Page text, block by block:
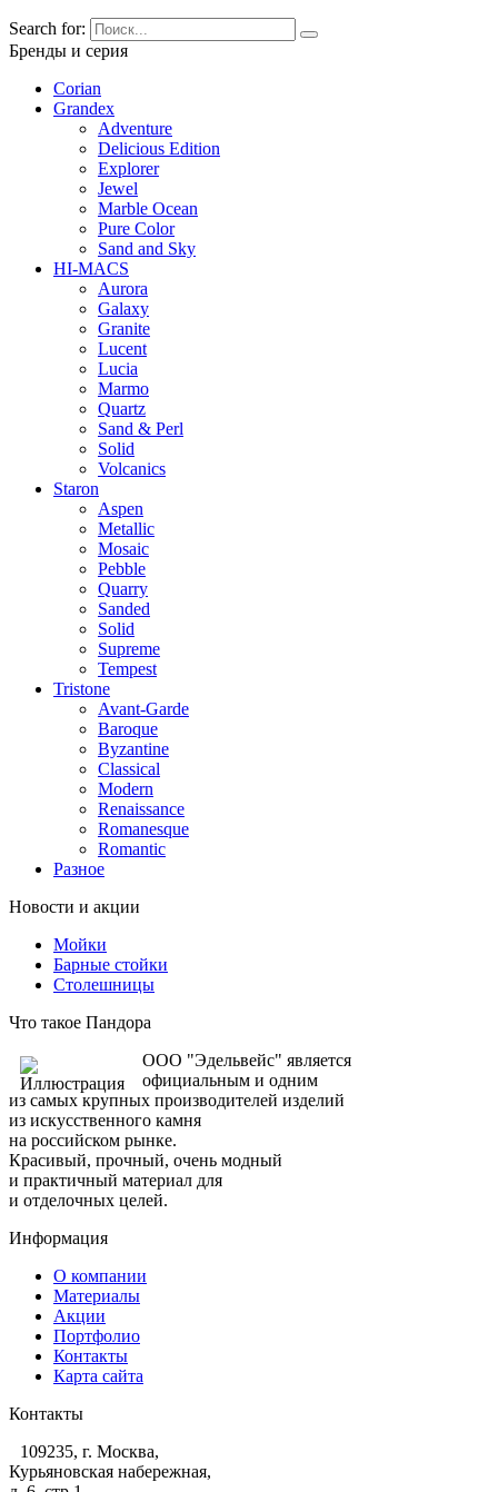
Search for:
Бренды и серия
Corian
Grandex
Adventure
Delicious Edition
Explorer
Jewel
Marble Ocean
Pure Color
Sand and Sky
HI-MACS
Aurora
Galaxy
Granite
Lucent
Lucia
Marmo
Quartz
Sand & Perl
Solid
Volcanics
Staron
Aspen
Metallic
Mosaic
Pebble
Quarry
Sanded
Solid
Supreme
Tempest
Tristone
Avant-Garde
Baroque
Byzantine
Classical
Modern
Renaissance
Romanesque
Romantic
Разное
Новости и акции
Мойки
Барные стойки
Столешницы
Что такое Пандора
ООО "Эдельвейс" является
официальным и одним
из самых крупных производителей изделий
из искусственного камня
на российском рынке.
Красивый, прочный, очень модный
и практичный материал для
и отделочных целей.
Информация
О компании
Материалы
Акции
Портфолио
Контакты
Карта сайта
Контакты
109235, г. Москва,
Курьяновская набережная,